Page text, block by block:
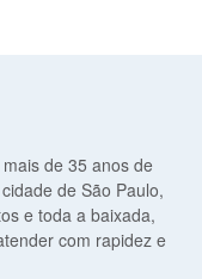
de 35 anos de
de São Paulo,
e toda a baixada,
com rapidez e